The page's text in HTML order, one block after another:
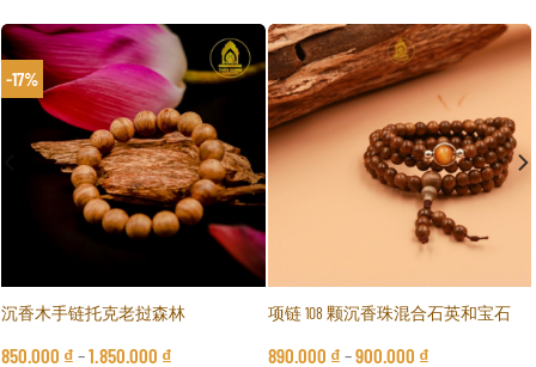
-17%
沉香木手链托克老挝森林
850.000 ₫ –1.850.000 ₫
项链 108 颗沉香珠混合石英和宝石
890.000 ₫ –900.000 ₫